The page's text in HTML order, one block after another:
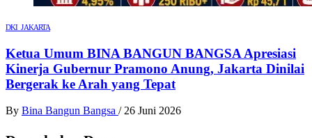
DKI JAKARTA
Ketua Umum BINA BANGUN BANGSA Apresiasi
Kinerja Gubernur Pramono Anung, Jakarta Dinilai
Bergerak ke Arah yang Tepat
By Bina Bangun Bangsa / 26 Juni 2026